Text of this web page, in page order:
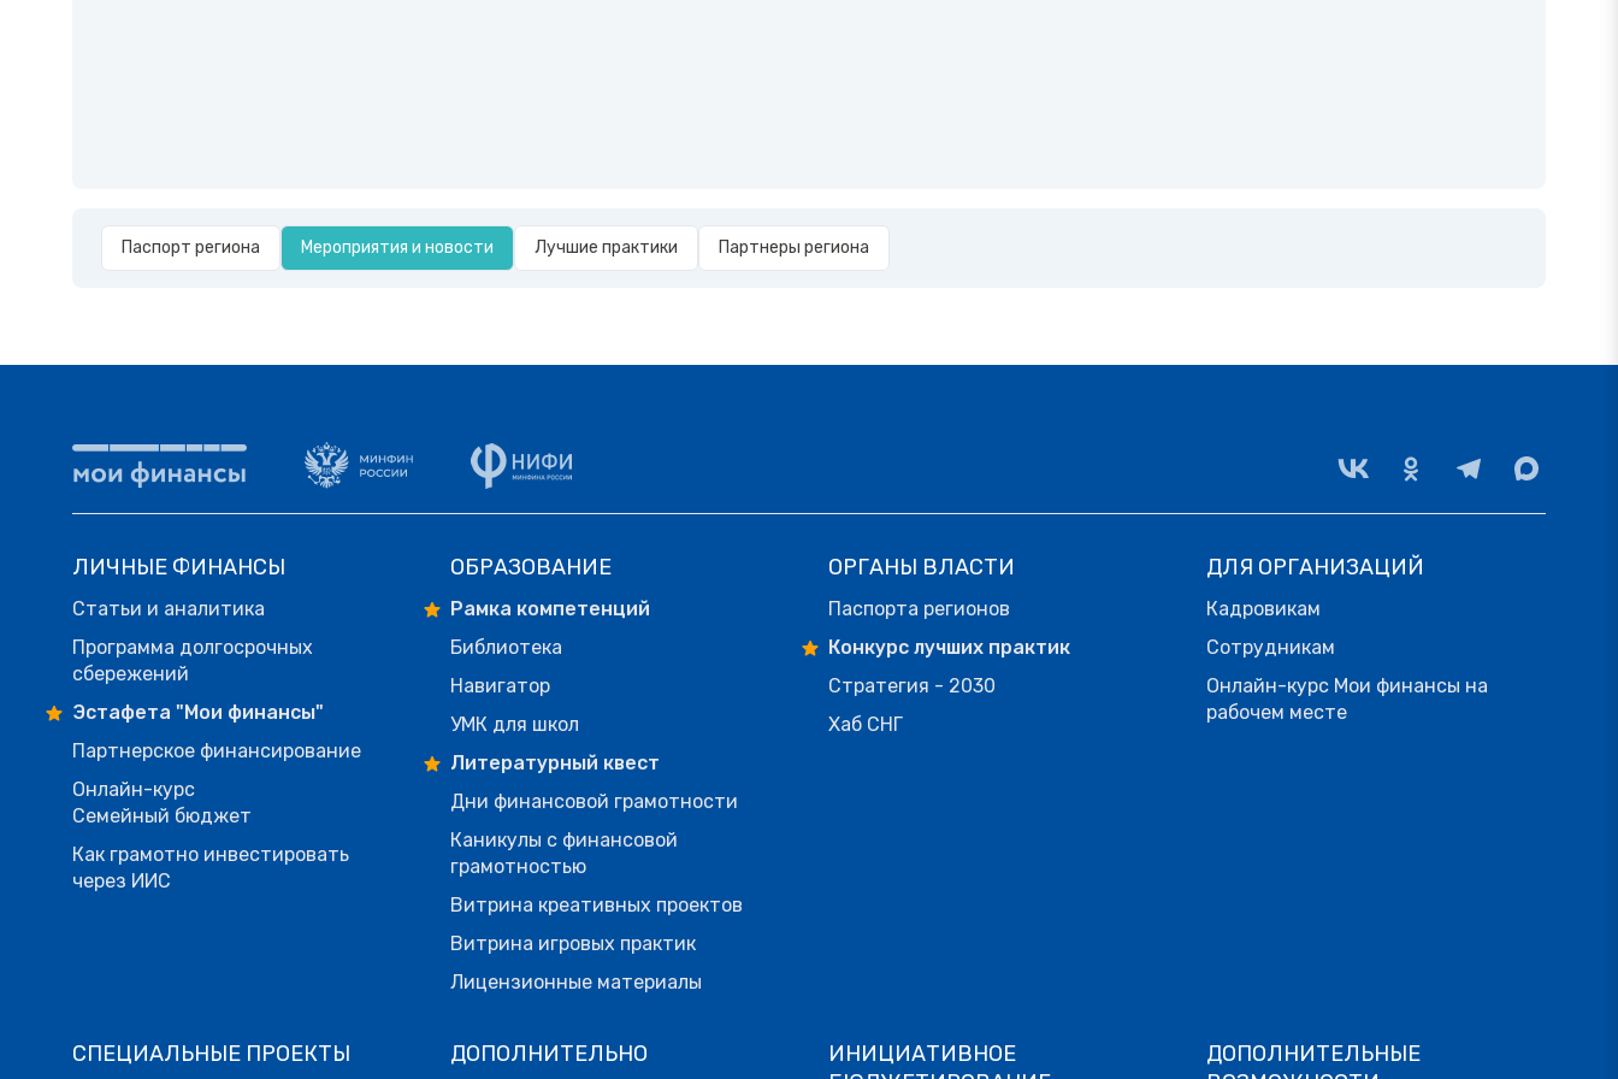
Паспорт региона Мероприятия и новости Лучшие практики Партнеры региона
ЛИЧНЫЕ ФИНАНСЫ
Статьи и аналитика
Программа долгосрочных
сбережений
Эстафета "Мои финансы"
Партнерское финансирование
Онлайн-курс
Семейный бюджет
Как грамотно инвестировать
через ИИС
ОБРАЗОВАНИЕ
Рамка компетенций
Библиотека
Навигатор
УМК для школ
Литературный квест
Дни финансовой грамотности
Каникулы с финансовой
грамотностью
Витрина креативных проектов
Витрина игровых практик
Лицензионные материалы
ОРГАНЫ ВЛАСТИ
Паспорта регионов
Конкурс лучших практик
Стратегия - 2030
Хаб СНГ
ДЛЯ ОРГАНИЗАЦИЙ
Кадровикам
Сотрудникам
Онлайн-курс Мои финансы на
рабочем месте
СПЕЦИАЛЬНЫЕ ПРОЕКТЫ ДОПОЛНИТЕЛЬНО
ИНИЦИАТИВНОЕ
ДОПОЛНИТЕЛЬНЫЕ